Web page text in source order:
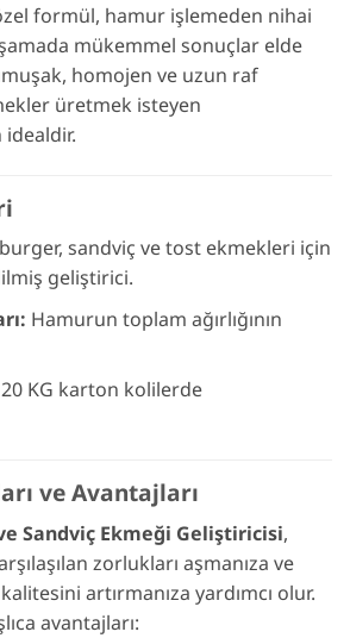
formül, hamur işlemeden nihai
mükemmel sonuçlar elde
homojen ve uzun raf
üretmek isteyen
sandviç ve tost ekmekleri için
geliştirici.
Hamurun toplam ağırlığının
20 KG karton kolilerde
ve Avantajları
Sandviç Ekmeği Geliştiricisi,
zorlukları aşmanıza ve
artırmanıza yardımcı olur.
avantajları: